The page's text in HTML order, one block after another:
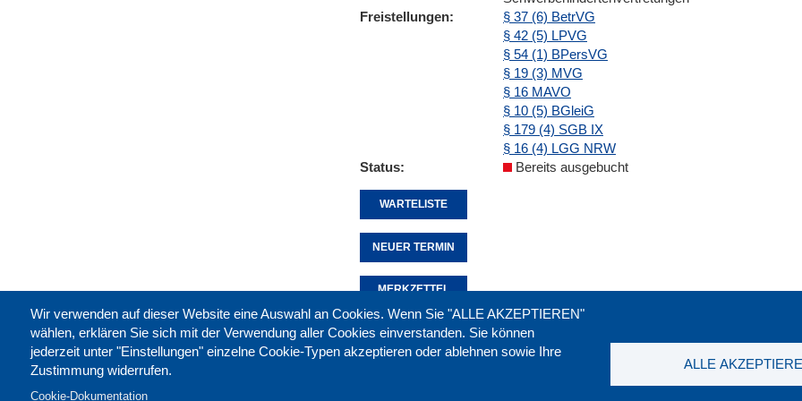
Freistellungen
§ 37 (6) BetrVG
§ 42 (5) LPVG
§ 54 (1) BPersVG
§ 19 (3) MVG
§ 16 MAVO
§ 10 (5) BGleiG
§ 179 (4) SGB IX
§ 16 (4) LGG NRW
Status
Bereits ausgebucht
WARTELISTE
NEUER TERMIN
MERKZETTEL
Wir verwenden auf dieser Website eine Auswahl an Cookies. Wenn Sie "ALLE AKZEPTIEREN"
wählen, erklären Sie sich mit der Verwendung aller Cookies einverstanden. Sie können
jederzeit unter "Einstellungen" einzelne Cookie-Typen akzeptieren oder ablehnen sowie Ihre
Zustimmung widerrufen.
Cookie-Dokumentation
ALLE
Diese Seite empfehlen: drucken: